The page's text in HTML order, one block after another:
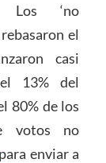
Los ‘no
el
casi
13% del
80% de los
votos no
enviar a